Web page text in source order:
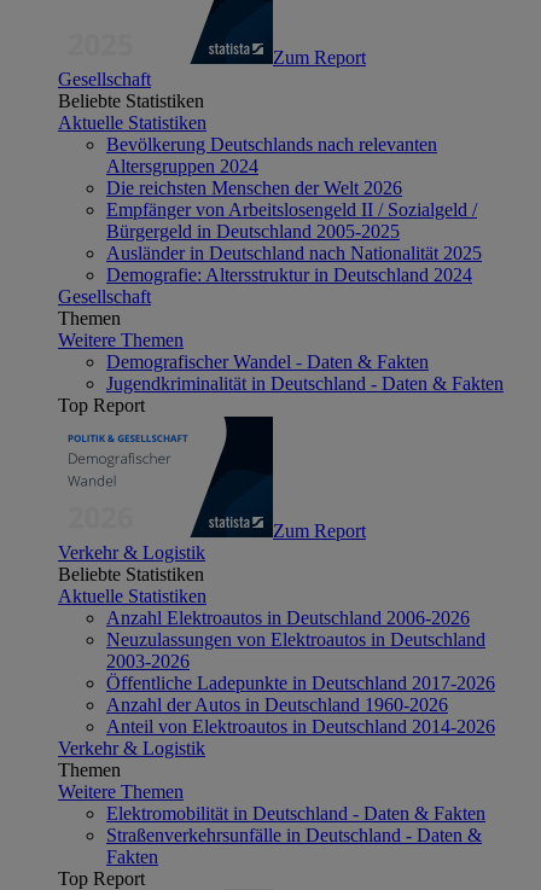
Zum Report
Gesellschaft
Beliebte Statistiken
Aktuelle Statistiken
Bevölkerung Deutschlands nach relevanten
Altersgruppen 2024
Die reichsten Menschen der Welt 2026
Empfänger von Arbeitslosengeld II / Sozialgeld /
Bürgergeld in Deutschland 2005-2025
Ausländer in Deutschland nach Nationalität 2025
Demografie: Altersstruktur in Deutschland 2024
Gesellschaft
Themen
Weitere Themen
Demografischer Wandel - Daten & Fakten
Jugendkriminalität in Deutschland - Daten & Fakten
Top Report
Zum Report
Verkehr & Logistik
Beliebte Statistiken
Aktuelle Statistiken
Anzahl Elektroautos in Deutschland 2006-2026
Neuzulassungen von Elektroautos in Deutschland
2003-2026
Öffentliche Ladepunkte in Deutschland 2017-2026
Anzahl der Autos in Deutschland 1960-2026
Anteil von Elektroautos in Deutschland 2014-2026
Verkehr & Logistik
Themen
Weitere Themen
Elektromobilität in Deutschland - Daten & Fakten
Straßenverkehrsunfälle in Deutschland - Daten &
Fakten
Top Report